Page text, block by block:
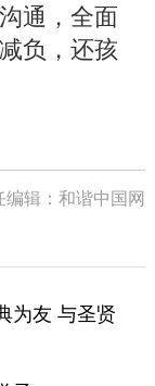
通，全面
负，还孩
编辑：和谐中国网
为友 与圣贤